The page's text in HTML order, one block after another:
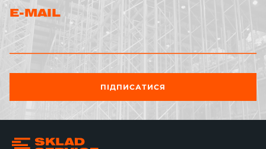
E-MAIL
ПІДПИСАТИСЯ